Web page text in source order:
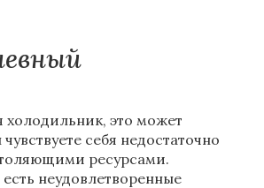
холодильник, это может
себя недостаточно
ресурсами.
неудовлетворенные